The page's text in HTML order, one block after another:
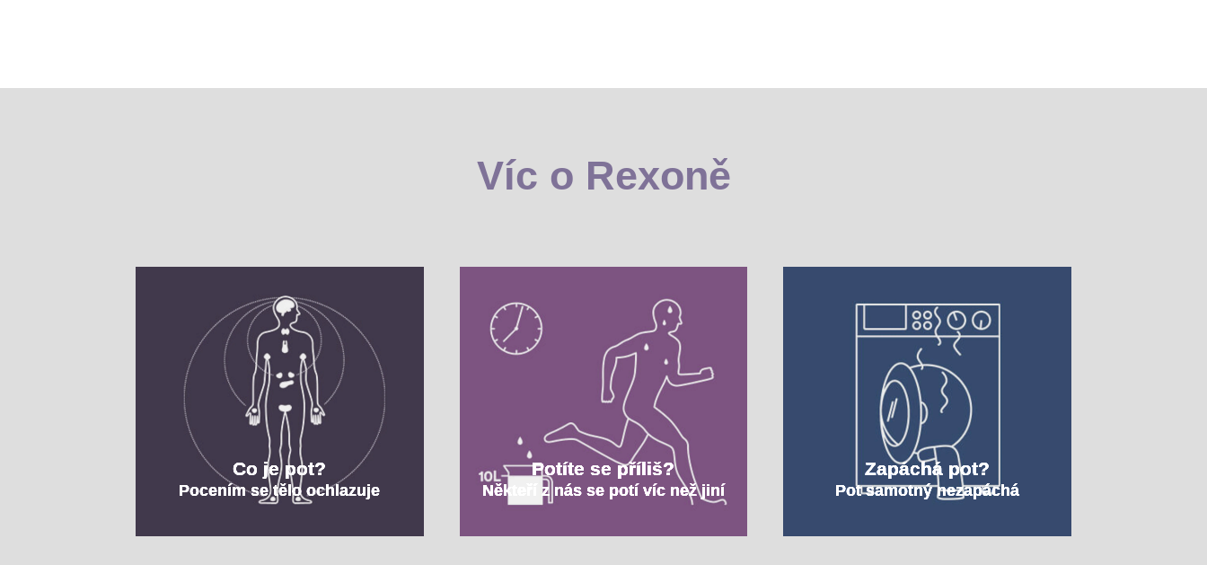
Víc o Rexoně
Co je pot?
Pocením se tělo ochlazuje
Potíte se příliš?
Někteří z nás se potí víc než jiní
Zapáchá pot?
Pot samotný nezapáchá